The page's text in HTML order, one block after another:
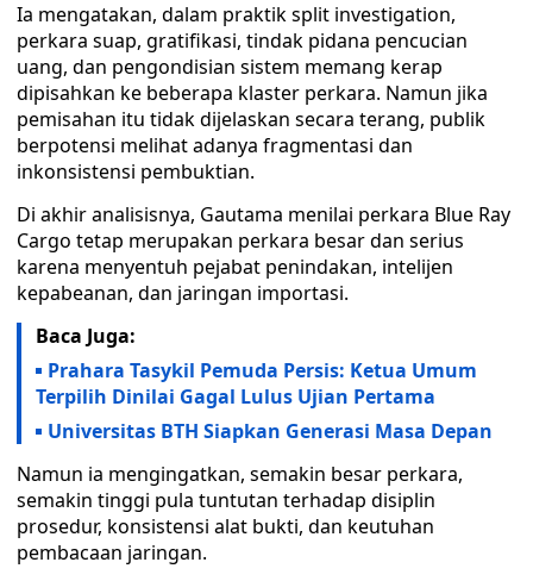
Ia mengatakan, dalam praktik split investigation,
perkara suap, gratifikasi, tindak pidana pencucian
uang, dan pengondisian sistem memang kerap
dipisahkan ke beberapa klaster perkara. Namun jika
pemisahan itu tidak dijelaskan secara terang, publik
berpotensi melihat adanya fragmentasi dan
inkonsistensi pembuktian.
Di akhir analisisnya, Gautama menilai perkara Blue Ray
Cargo tetap merupakan perkara besar dan serius
karena menyentuh pejabat penindakan, intelijen
kepabeanan, dan jaringan importasi.
Baca Juga:
Prahara Tasykil Pemuda Persis: Ketua Umum
Terpilih Dinilai Gagal Lulus Ujian Pertama
Universitas BTH Siapkan Generasi Masa Depan
Namun ia mengingatkan, semakin besar perkara,
semakin tinggi pula tuntutan terhadap disiplin
prosedur, konsistensi alat bukti, dan keutuhan
pembacaan jaringan.